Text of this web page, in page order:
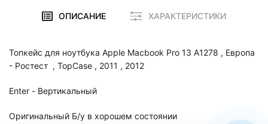
ОПИСАНИЕ ХАРАКТЕРИСТИКИ
Топкейс для ноутбука Apple Macbook Pro 13 A1278 , Европа
- Ростест , TopCase , 2011 , 2012
Enter - Вертикальный
Оригинальный Б/у в хорошем состоянии